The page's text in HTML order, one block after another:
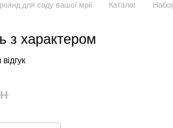
для саду вашої мрії Каталог
з характером